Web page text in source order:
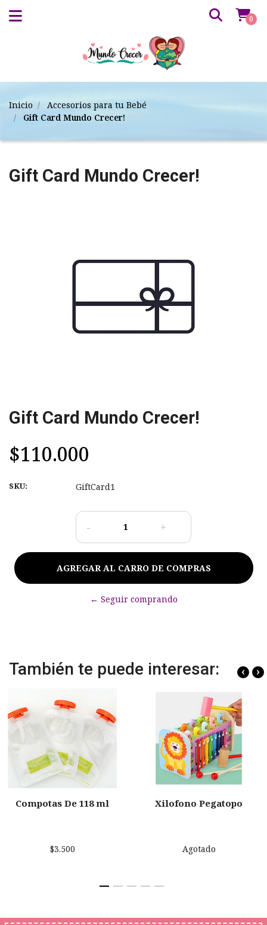
0
Inicio
Accesorios para tu Bebé
Gift Card Mundo Crecer!
Gift Card Mundo Crecer!
Gift Card Mundo Crecer!
$110.000
SKU: GiftCard1
- +
← Seguir comprando
También te puede interesar:
Compotas De 118 ml
$3.500
Xilofono Pegatopo
Agotado
‹ ›